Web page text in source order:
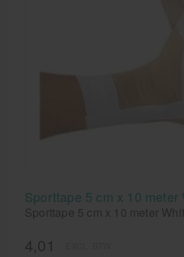
Sporttape 5 cm x 10 meter
Sporttape 5 cm x 10 meter
4,01